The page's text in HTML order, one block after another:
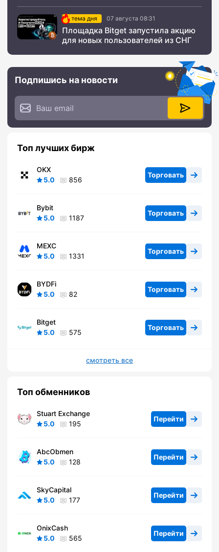
тема дня 07 августа 08:31
Площадка Bitget запустила акцию
для новых пользователей из СНГ
Подпишись на новости
Топ лучших бирж
OKX
5.0
856
Торговать
Bybit
5.0
1187
Торговать
MEXC
5.0
1331
Торговать
BYDFi
5.0
82
Торговать
Bitget
5.0
575
Торговать
смотреть все
Топ обменников
Stuart Exchange
5.0
195
Перейти
AbcObmen
5.0
128
Перейти
SkyCapital
5.0
177
Перейти
OnixCash
5.0
565
Перейти